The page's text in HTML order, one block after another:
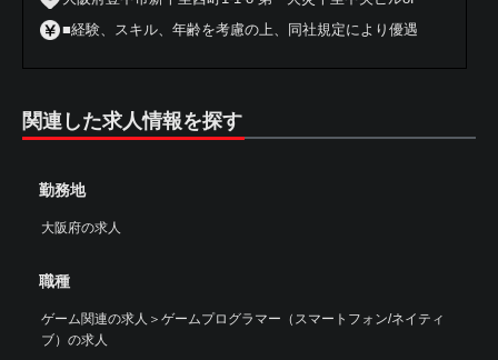
■経験、スキル、年齢を考慮の上、同社規定により優遇
関連した求人情報を探す
勤務地
大阪府の求人
職種
ゲーム関連の求人 ＞ ゲームプログラマー（スマートフォン/ネイティ
ブ）の求人